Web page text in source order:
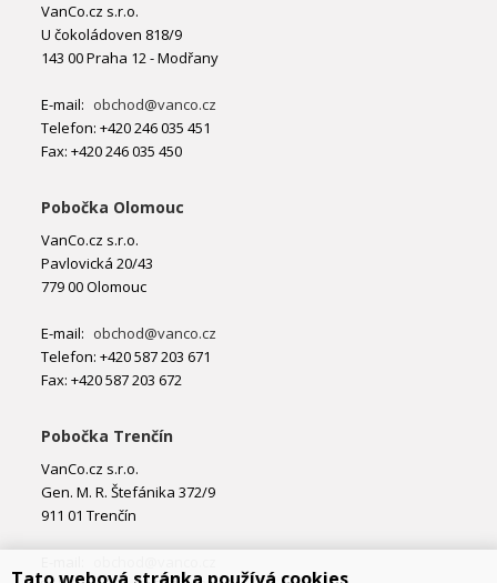
VanCo.cz s.r.o.
U čokoládoven 818/9
143 00 Praha 12 - Modřany
E-mail: obchod@vanco.cz
Telefon: +420 246 035 451
Fax: +420 246 035 450
Pobočka Olomouc
VanCo.cz s.r.o.
Pavlovická 20/43
779 00 Olomouc
E-mail: obchod@vanco.cz
Telefon: +420 587 203 671
Fax: +420 587 203 672
Pobočka Trenčín
VanCo.cz s.r.o.
Gen. M. R. Štefánika 372/9
911 01 Trenčín